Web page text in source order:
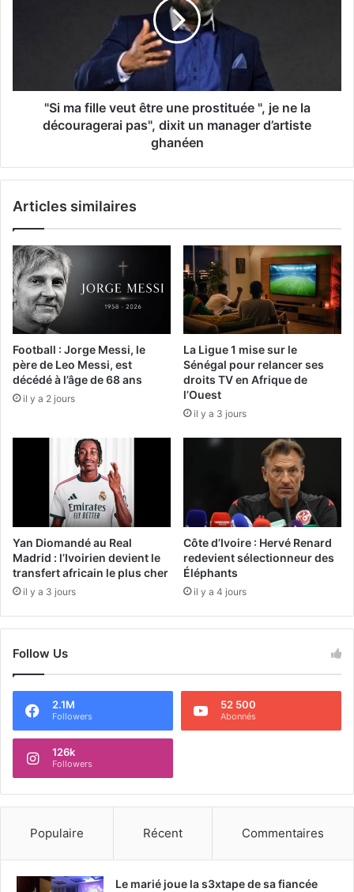
"Si ma fille veut être une prostituée ", je ne la
découragerai pas", dixit un manager d’artiste
ghanéen
Articles similaires
Football : Jorge Messi, le
père de Leo Messi, est
décédé à l’âge de 68 ans
il y a 2 jours
La Ligue 1 mise sur le
Sénégal pour relancer ses
droits TV en Afrique de
l’Ouest
il y a 3 jours
Yan Diomandé au Real
Madrid : l’Ivoirien devient le
transfert africain le plus cher
il y a 3 jours
Côte d’Ivoire : Hervé Renard
redevient sélectionneur des
Éléphants
il y a 4 jours
Follow Us
2.1M
Followers
52 500
Abonnés
126k
Followers
Populaire Récent Commentaires
Le marié joue la s3xtape de sa fiancée